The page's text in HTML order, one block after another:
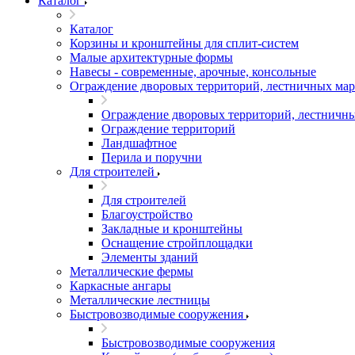
Каталог
Корзины и кронштейны для сплит-систем
Малые архитектурные формы
Навесы - современные, арочные, консольные
Ограждение дворовых территорий, лестничных
Ограждение дворовых территорий,
Ограждение территорий
Ландшафтное
Перила и поручни
Для строителей
Для строителей
Благоустройство
Закладные и кронштейны
Оснащение стройплощадки
Элементы зданий
Металлические фермы
Каркасные ангары
Металлические лестницы
Быстровозводимые сооружения
Быстровозводимые сооружения